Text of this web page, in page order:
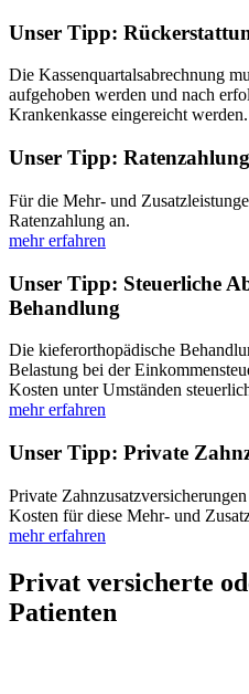
Unser Tipp:
Die Kassenquartalsabrechnung
aufgehoben werden und nach
Krankenkasse eingereicht werden.
Unser Tipp: Ratenzahlung
Für die Mehr- und
Ratenzahlung an.
mehr erfahren
Unser Tipp: Steuerliche
Behandlung
Die kieferorthopädische
Belastung bei der
Kosten unter Umständen
mehr erfahren
Unser Tipp: Private
Private
Kosten für diese Mehr- und
mehr erfahren
Privat versicherte
Patienten